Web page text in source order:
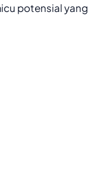
potensial yang